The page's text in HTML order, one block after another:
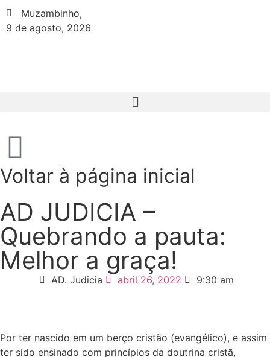
Muzambinho,
9 de agosto, 2026
Voltar à página inicial
AD JUDICIA –
Quebrando a pauta:
Melhor a graça!
AD. Judicia abril 26, 2022 9:30 am
Por ter nascido em um berço cristão (evangélico), e assim
ter sido ensinado com princípios da doutrina cristã,